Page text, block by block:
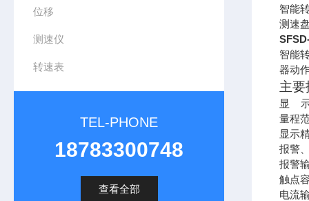
位移
测速仪
转速表
TEL-PHONE
18783300748
查看全部
智能
测速
智能
器动
主要
显
量程
显示
报警
报警
触点
电流